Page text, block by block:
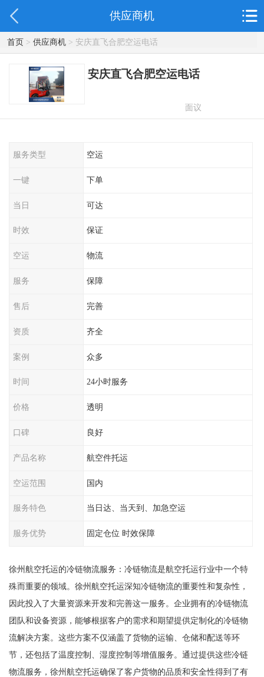
供应商机
首页> 供应商机> 安庆直飞合肥空运电话
安庆直飞合肥空运电话
面议
服务类型 空运
一键 下单
当日 可达
时效 保证
空运 物流
服务 保障
售后 完善
资质 齐全
案例 众多
时间 24小时服务
价格 透明
口碑 良好
产品名称 航空件托运
空运范围 国内
服务特色 当日达、当天到、加急空运
服务优势 固定仓位 时效保障
徐州航空托运的冷链物流服务：冷链物流是航空托运行业中一个特
殊而重要的领域。徐州航空托运深知冷链物流的重要性和复杂性，
因此投入了大量资源来开发和完善这一服务。企业拥有的冷链物流
团队和设备资源，能够根据客户的需求和期望提供定制化的冷链物
流解决方案。这些方案不仅涵盖了货物的运输、仓储和配送等环
节，还包括了温度控制、湿度控制等增值服务。通过提供这些冷链
物流服务，徐州航空托运确保了客户货物的品质和安全性得到了有